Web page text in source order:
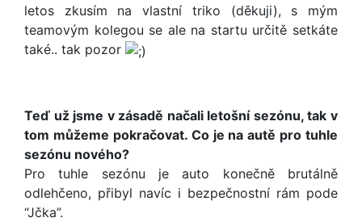
letos zkusím na vlastní triko (děkuji), s mým
teamovým kolegou se ale na startu určitě setkáte
také.. tak pozor
Teď už jsme v zásadě načali letošní sezónu, tak v
tom můžeme pokračovat. Co je na autě pro tuhle
sezónu nového?
Pro tuhle sezónu je auto konečně brutálně
odlehčeno, přibyl navíc i bezpečnostní rám pode
“Jčka”.